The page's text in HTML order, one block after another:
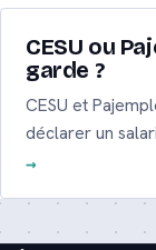
CESU ou
garde ?
CESU et
déclarer un